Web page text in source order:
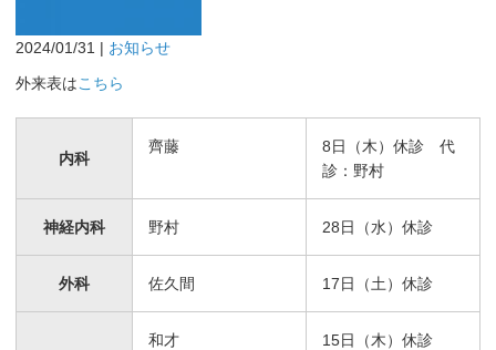
2024/01/31 | お知らせ
外来表はこちら
内科
齊藤
8日（木）休診 代
診：野村
神経内科 野村 28日（水）休診
外科 佐久間 17日（土）休診
和才 15日（木）休診